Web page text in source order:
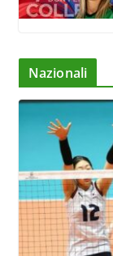
Nazionali